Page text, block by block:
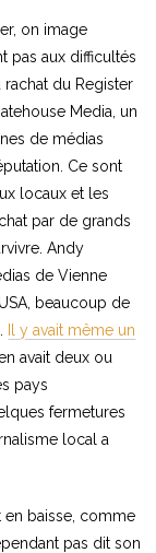
on image
pas aux difficultés
rachat du Register
Media, un
de médias
Ce sont
locaux et les
par de grands
Andy
de Vienne
beaucoup de
Il y avait même un
avait deux ou
pays
fermetures
local a
en baisse, comme
pas dit son